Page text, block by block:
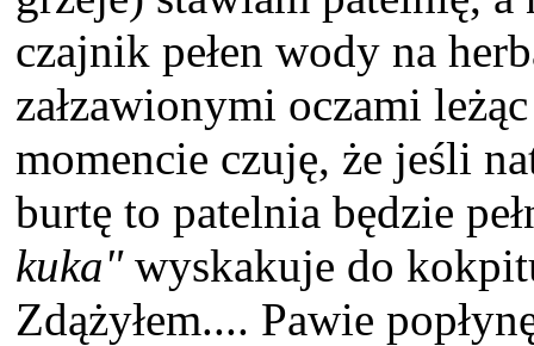
czajnik pełen wody na
załzawionymi oczami
momencie czuję, że jeśli
burtę to patelnia będzie
kuka"wyskakuje do
Zdążyłem.... Pawie